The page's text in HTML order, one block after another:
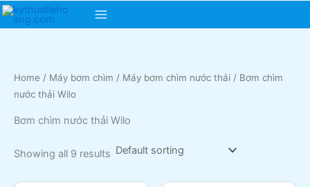
Skip
Main
Home / Máy bơm chìm / Máy bơm chìm nước thải / Bơm chìm
nước thải Wilo
Bơm chìm nước thải Wilo
Showing all 9 results